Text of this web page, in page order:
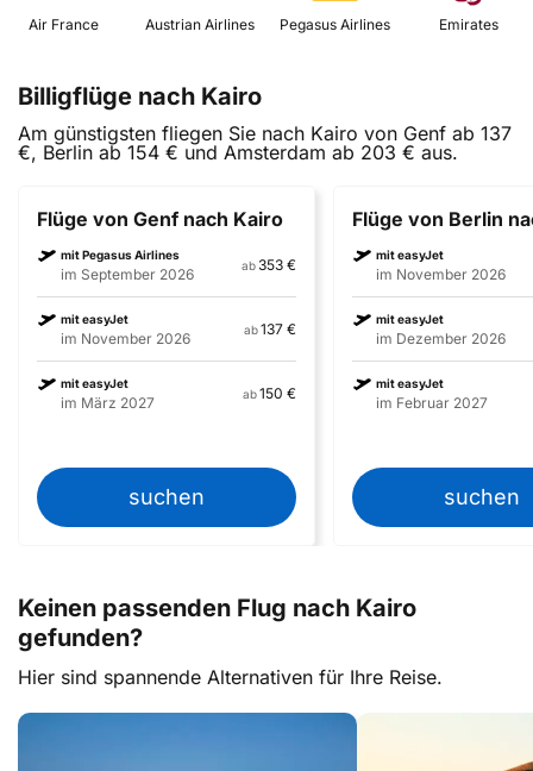
Air France Austrian Airlines Emirates
Billigflüge nach Kairo
Am günstigsten fliegen Sie nach Kairo von Genf ab 137
€, Berlin ab 154 € und Amsterdam ab 203 € aus.
Flüge von Genf nach Kairo
mit Pegasus Airlines
im September 2026
ab353 €
mit easyJet
im November 2026
ab137 €
mit easyJet
im März 2027
ab150 €
suchen
Flüge von Berlin
mit easyJet
im November 2026
mit easyJet
im Dezember 2026
mit easyJet
im Februar 2027
suchen
Keinen passenden Flug nach Kairo
gefunden?
Hier sind spannende Alternativen für Ihre Reise.